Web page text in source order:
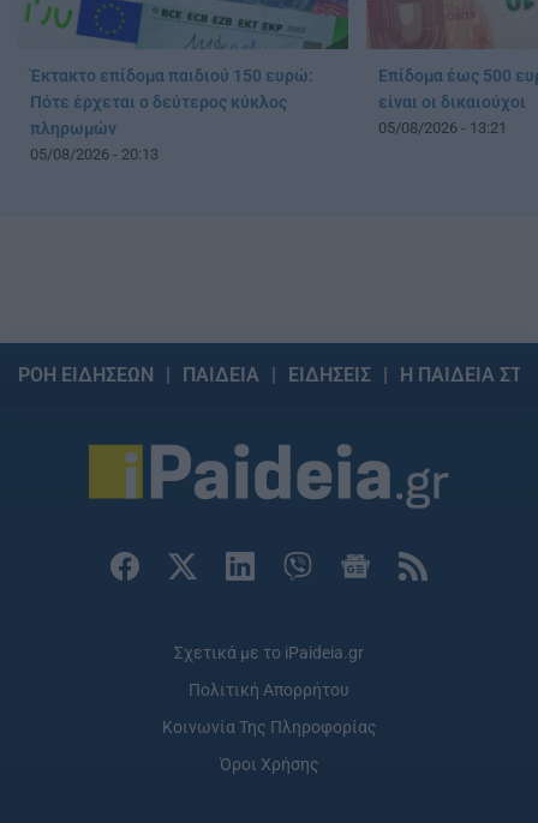
Έκτακτο επίδομα παιδιού 150 ευρώ:
Πότε έρχεται ο δεύτερος κύκλος
πληρωμών
05/08/2026 - 20:13
Επίδομα έως 500
είναι οι δικαιούχοι
05/08/2026 - 13:21
ΡΟΗ ΕΙΔΗΣΕΩΝ ΠΑΙΔΕΙΑ ΕΙΔΗΣΕΙΣ Η ΠΑΙΔΕΙΑ
Σχετικά με το iPaideia.gr
Πολιτική Απορρήτου
Κοινωνία Της Πληροφορίας
Όροι Χρήσης